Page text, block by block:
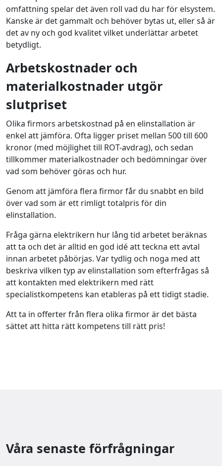
omfattning spelar det även roll vad du har för elsystem.
Kanske är det gammalt och behöver bytas ut, eller så är
det av ny och god kvalitet vilket underlättar arbetet
betydligt.
Arbetskostnader och
materialkostnader utgör
slutpriset
Olika firmors arbetskostnad på en elinstallation är
enkel att jämföra. Ofta ligger priset mellan 500 till 600
kronor (med möjlighet till ROT-avdrag), och sedan
tillkommer materialkostnader och bedömningar över
vad som behöver göras och hur.
Genom att jämföra flera firmor får du snabbt en bild
över vad som är ett rimligt totalpris för din
elinstallation.
Fråga gärna elektrikern hur lång tid arbetet beräknas
att ta och det är alltid en god idé att teckna ett avtal
innan arbetet påbörjas. Var tydlig och noga med att
beskriva vilken typ av elinstallation som efterfrågas så
att kontakten med elektrikern med rätt
specialistkompetens kan etableras på ett tidigt stadie.
Att ta in offerter från flera olika firmor är det bästa
sättet att hitta rätt kompetens till rätt pris!
Våra senaste förfrågningar